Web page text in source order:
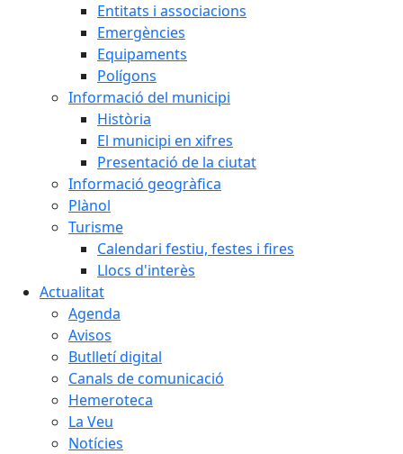
Entitats i associacions
Emergències
Equipaments
Polígons
Informació del municipi
Història
El municipi en xifres
Presentació de la ciutat
Informació geogràfica
Plànol
Turisme
Calendari festiu, festes i fires
Llocs d'interès
Actualitat
Agenda
Avisos
Butlletí digital
Canals de comunicació
Hemeroteca
La Veu
Notícies